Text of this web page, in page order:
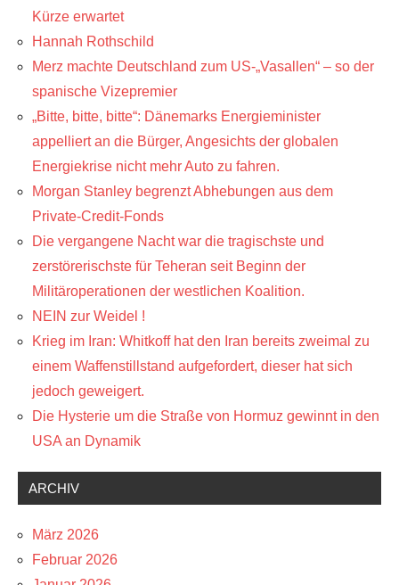
Kürze erwartet
Hannah Rothschild
Merz machte Deutschland zum US-„Vasallen“ – so der
spanische Vizepremier
„Bitte, bitte, bitte“: Dänemarks Energieminister
appelliert an die Bürger, Angesichts der globalen
Energiekrise nicht mehr Auto zu fahren.
Morgan Stanley begrenzt Abhebungen aus dem
Private-Credit-Fonds
Die vergangene Nacht war die tragischste und
zerstörerischste für Teheran seit Beginn der
Militäroperationen der westlichen Koalition.
NEIN zur Weidel !
Krieg im Iran: Whitkoff hat den Iran bereits zweimal zu
einem Waffenstillstand aufgefordert, dieser hat sich
jedoch geweigert.
Die Hysterie um die Straße von Hormuz gewinnt in den
USA an Dynamik
ARCHIV
März 2026
Februar 2026